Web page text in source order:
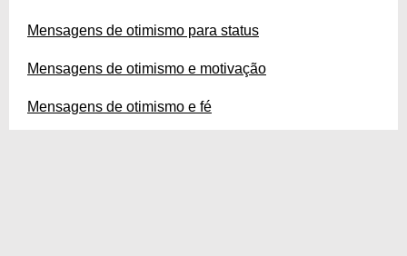
Mensagens de otimismo para status
Mensagens de otimismo e motivação
Mensagens de otimismo e fé